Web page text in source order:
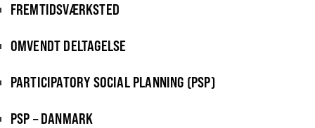
FREMTIDSVÆRKSTED
OMVENDT DELTAGELSE
PARTICIPATORY SOCIAL PLANNING (PSP)
PSP – DANMARK